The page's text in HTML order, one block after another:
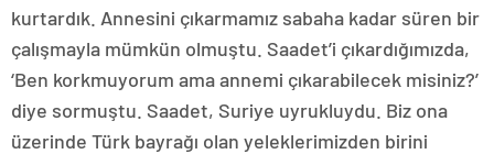
kurtardık. Annesini çıkarmamız sabaha kadar süren bir
çalışmayla mümkün olmuştu. Saadet’i çıkardığımızda,
‘Ben korkmuyorum ama annemi çıkarabilecek misiniz?’
diye sormuştu. Saadet, Suriye uyrukluydu. Biz ona
üzerinde Türk bayrağı olan yeleklerimizden birini